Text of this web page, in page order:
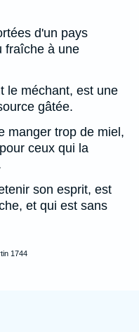
d'un pays
fraîche à une
le méchant, est une
gâtée.
manger trop de miel,
ceux qui la
son esprit, est
et qui est sans
1744